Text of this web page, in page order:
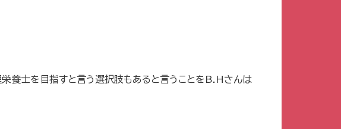
養士を目指すと言う選択肢もあると言うことをB.Hさんは